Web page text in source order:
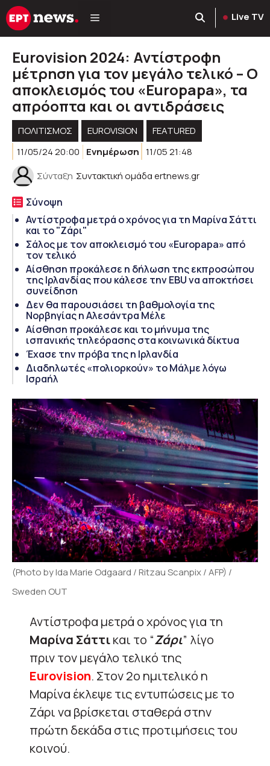
Μετάβαση
σε
Live TV
Eurovision 2024: Αντίστροφη
μέτρηση για τον μεγάλο τελικό – Ο
αποκλεισμός του «Europapa», τα
απρόοπτα και οι αντιδράσεις
ΠΟΛΙΤΙΣΜΟΣ EUROVISION
FEATURED
11/05/24 20:00
Ενημέρωση 11/05 21:48
Σύνταξη Συντακτική ομάδα ertnews.gr
Σύνοψη
Αντίστροφα μετρά ο χρόνος για τη Μαρίνα Σάττι
και το "Ζάρι"
Σάλος με τον αποκλεισμό του «Europapa» από
τον τελικό
Αίσθηση προκάλεσε η δήλωση της εκπροσώπου
της Ιρλανδίας που κάλεσε την EBU να αποκτήσει
συνείδηση
Δεν θα παρουσιάσει τη βαθμολογία της
Νορβηγίας η Αλεσάντρα Μέλε
Αίσθηση προκάλεσε και το μήνυμα της
ισπανικής τηλεόρασης στα κοινωνικά δίκτυα
Έχασε την πρόβα της η Ιρλανδία
Διαδηλωτές «πολιορκούν» το Μάλμε λόγω
Ισραήλ
(Photo by Ida Marie Odgaard / Ritzau Scanpix / AFP) /
Sweden OUT
Αντίστροφα μετρά ο χρόνος για τη
Μαρίνα Σάττικαι το “Ζάρι” λίγο
πριν τον μεγάλο τελικό της
Eurovision. Στον 2ο ημιτελικό η
Μαρίνα έκλεψε τις εντυπώσεις με το
Ζάρι να βρίσκεται σταθερά στην
πρώτη δεκάδα στις προτιμήσεις του
κοινού.